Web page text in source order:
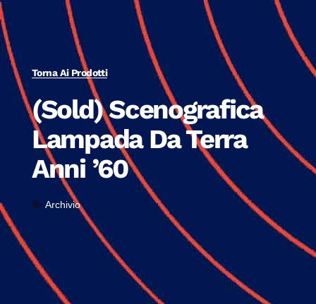
Torna Ai Prodotti
(Sold) Scenografica
Lampada Da Terra
Anni ’60
Archivio